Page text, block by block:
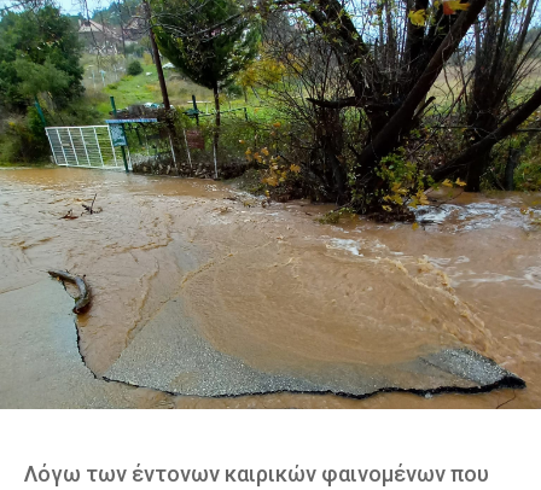
Λόγω των έντονων καιρικών φαινομένων που